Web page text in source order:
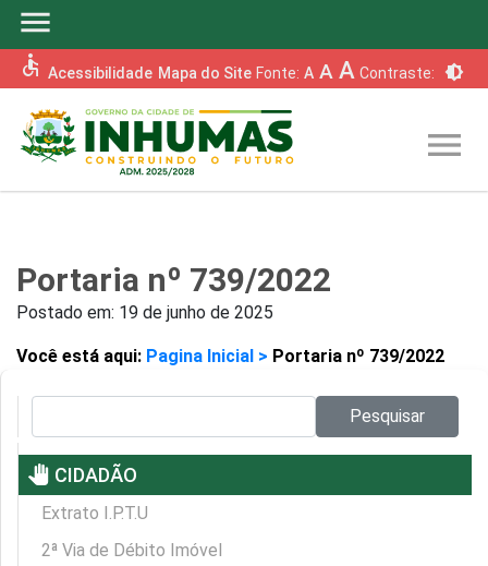
menu
accessible Acessibilidade Mapa do Site Fonte: A A A Contraste: brightness_6
menu
Portaria nº 739/2022
Postado em: 19 de junho de 2025
Você está aqui: Pagina Inicial > Portaria nº 739/2022
Pesquisar
pan_tool CIDADÃO
Extrato I.P.T.U
2ª Via de Débito Imóvel